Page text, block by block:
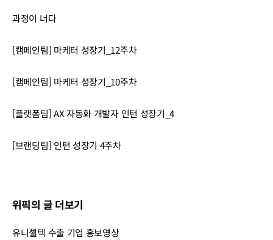
위픽의 글 더보기
유니셀텍 수출 기업 홍보영상
과정이 너다
[캠페인팀] 마케터 성장기_12주차
[캠페인팀] 마케터 성장기_10주차
[플랫폼팀] AX 자동화 개발자 인턴 성장기_4
[브랜딩팀] 인턴 성장기 4주차